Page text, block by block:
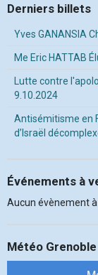
Derniers billets
Yves GANANSIA
Me Eric HATTAB
Lutte contre
9.10.2024
Antisémitisme en
d’Israël
Événements à
Aucun évènement à
Météo Grenoble